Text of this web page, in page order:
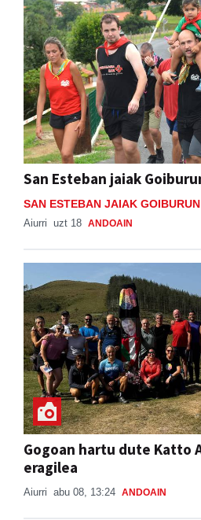
San Esteban jaiak
SAN ESTEBAN JAIAK
Aiurri uzt 18 ANDOAIN
Gogoan hartu dute Katto
eragilea
Aiurri abu 08, 13:24 ANDOAIN